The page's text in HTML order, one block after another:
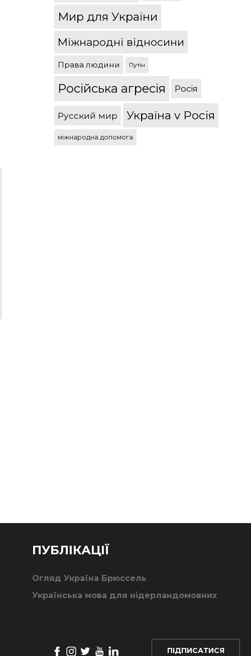
Мир для України
Міжнародні відносини
Права людини Путін
Російська агресія Росія
Русский мир Україна v Росія
міжнародна допомога
ПУБЛІКАЦІЇ
Огляд Україна Брюссель
Українська мова для нідерландомовних
ПІДПИСАТИСЯ